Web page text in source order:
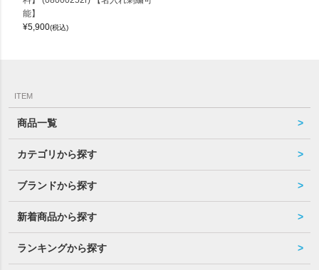
能】
¥5,900(税込)
ITEM
商品一覧
カテゴリから探す
ブランドから探す
新着商品から探す
ランキングから探す